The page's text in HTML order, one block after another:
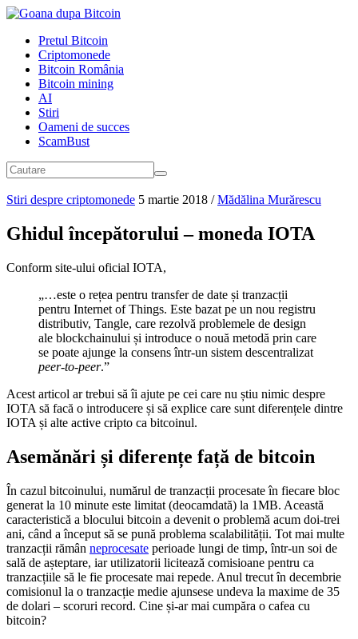
Pretul Bitcoin
Criptomonede
Bitcoin România
Bitcoin mining
AI
Stiri
Oameni de succes
ScamBust
Stiri despre criptomonede 5 martie 2018 / Mădălina Murărescu
Ghidul începătorului – moneda IOTA
Conform site-ului oficial IOTA,
„…este o rețea pentru transfer de date și tranzacții
pentru Internet of Things. Este bazat pe un nou registru
distributiv, Tangle, care rezolvă problemele de design
ale blockchainului și introduce o nouă metodă prin care
se poate ajunge la consens într-un sistem descentralizat
peer-to-peer.”
Acest articol ar trebui să îi ajute pe cei care nu știu nimic despre
IOTA să facă o introducere și să explice care sunt diferențele dintre
IOTA și alte active cripto ca bitcoinul.
Asemănări și diferențe față de bitcoin
În cazul bitcoinului, numărul de tranzacții procesate în fiecare bloc
generat la 10 minute este limitat (deocamdată) la 1MB. Această
caracteristică a blocului bitcoin a devenit o problemă acum doi-trei
ani, când a început să se pună problema scalabilității. Tot mai multe
tranzacții rămân neprocesate perioade lungi de timp, într-un soi de
sală de așteptare, iar utilizatorii licitează comisioane pentru ca
tranzacțiile să le fie procesate mai repede. Anul trecut în decembrie
comisionul la o tranzacție medie ajunsese undeva la maxime de 35
de dolari – scoruri record. Cine și-ar mai cumpăra o cafea cu
bitcoin?